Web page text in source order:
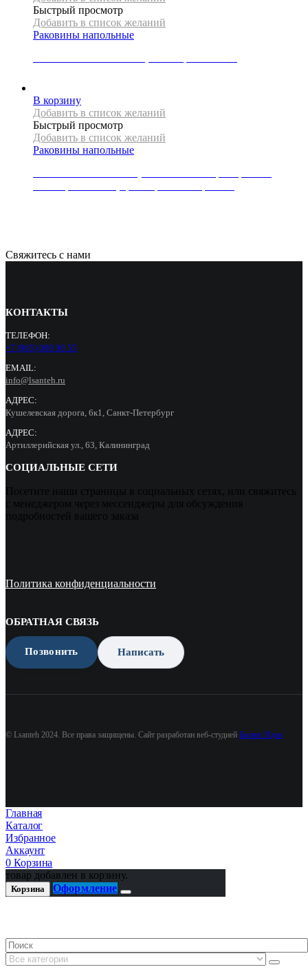
Быстрый просмотр
Добавить в список желаний
Раковины напольные
В корзину
Добавить в список желаний
Быстрый просмотр
Добавить в список желаний
Раковины напольные
Свяжитесь с нами
КОНТАКТЫ
ТЕЛЕФОН:
+7 (965) 000 90 55
EMAIL:
info@lsanteh.ru
АДРЕС:
Кушелевская дорога, 6к1, Санкт-Петербург
АДРЕС:
Артиллерийская ул., 63, Калининград
СОЦИАЛЬНЫЕ СЕТИ
Посетите наши страницы в социальных сетях, или свяжитесь
с менеджером через мессенджеры для обсуждения
подробностей вашего заказа
Политика конфиденциальности
ОБРАТНАЯ СВЯЗЬ
Позвонить Написать
© Lsanteh 2024. Все права защищены. Сайт разработан веб-студией Бизнес Идея
Главная
Каталог
Избранное
Аккаунт
0 Корзина
товар добавлен в корзину.
Корзина Оформление